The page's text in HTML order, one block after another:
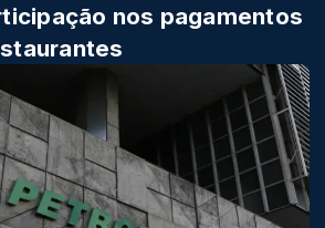
nos pagamentos